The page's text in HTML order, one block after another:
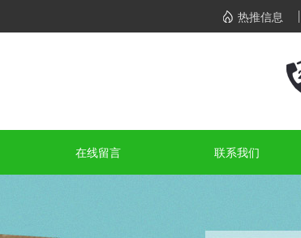
热推信息
在线留言 联系我们